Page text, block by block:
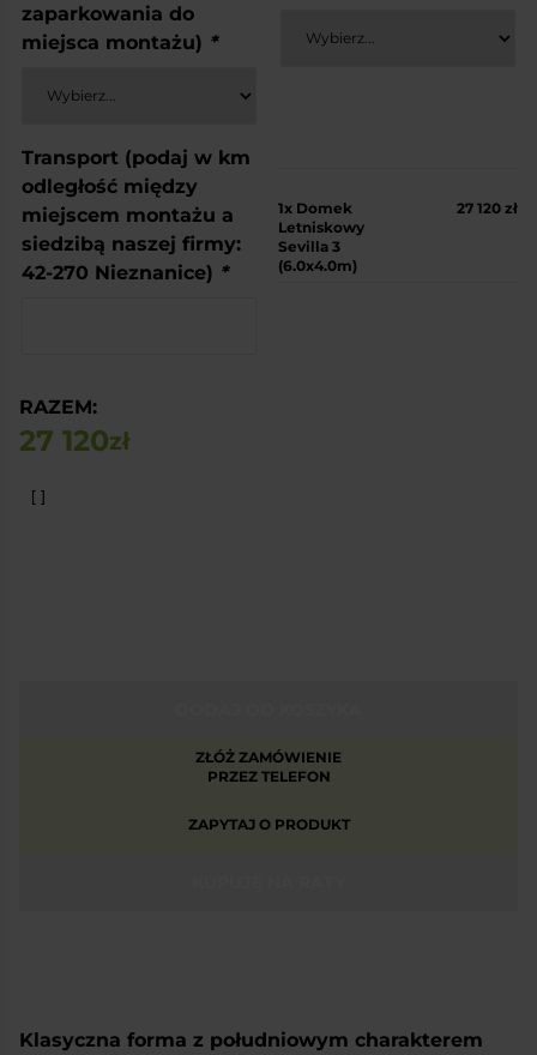
Klasyczna forma z południowym charakterem
zaparkowania do
miejsca montażu) *
Transport (podaj w km
odległość między
miejscem montażu a
siedzibą naszej firmy:
42-270 Nieznanice) *
1x Domek
Letniskowy
Sevilla 3
(6.0x4.0m)
27 120 zł
RAZEM:
27 120zł
ZŁÓŻ ZAMÓWIENIE
PRZEZ TELEFON
ZAPYTAJ O PRODUKT